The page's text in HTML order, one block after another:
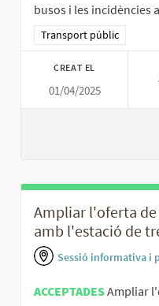
busos i les incidències
Resultats al filtrar per la
Transport públic
CREAT EL
01/04/2025
Ampliar l'oferta
amb l'estació de
Sessió informativa i
ACCEPTADESAmpliar